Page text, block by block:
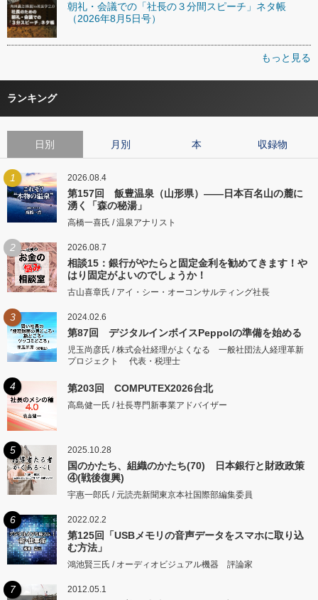
朝礼・会議での「社長の３分間スピーチ」ネタ帳
（2026年8月5日号）
もっと見る
ランキング
日別 月別 本 収録物
1 2026.08.4
第157回 飯豊温泉（山形県）――日本百名山の麓に
湧く「森の秘湯」
高橋一喜氏 / 温泉アナリスト
2 2026.08.7
相談15：銀行がやたらと固定金利を勧めてきます！や
はり固定がよいのでしょうか！
古山喜章氏 / アイ・シー・オーコンサルティング社長
3 2024.02.6
第87回 デジタルインボイスPeppolの準備を始める
児玉尚彦氏 / 株式会社経理がよくなる 一般社団法人経理革新
プロジェクト 代表・税理士
4 第203回 COMPUTEX2026台北
高島健一氏 / 社長専門新事業アドバイザー
5 2025.10.28
国のかたち、組織のかたち(70) 日本銀行と財政政策
④(戦後復興)
宇惠一郎氏 / 元読売新聞東京本社国際部編集委員
6 2022.02.2
第125回「USBメモリの音声データをスマホに取り込
む方法」
鴻池賢三氏 / オーディオビジュアル機器 評論家
7 2012.05.1